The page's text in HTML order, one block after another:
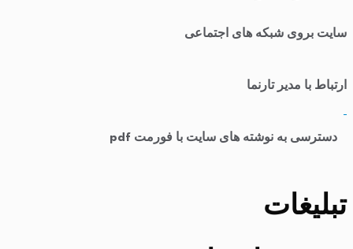
سایت بروی شبکه های اجتماعی
ارتباط با مدیر تارنما
دسترسی به نوشته های سایت با فورمت pdf
تبلیغات